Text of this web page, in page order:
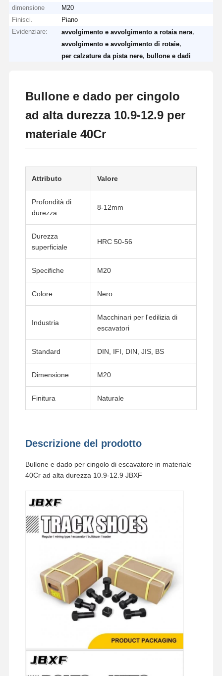
Casa. Prodotti Video
Chi Siamo
Visita Alla
Notizie Casi Blog
Chiedi Un
Bolt di aratura
dimensione
M20
Finisci.
Piano
Evidenziare:
avvolgimento e avvolgimento a rotaia nera
avvolgimento e avvolgimento di rotaie
per calzature da pista nere
bullone e dadi
Bullone e dado per cingolo
ad alta durezza 10.9-12.9 per
materiale 40Cr
Attributo Valore
Profondità di
durezza
8-12mm
Durezza
superficiale
HRC 50-56
Specifiche M20
Colore Nero
Industria
Macchinari per l'edilizia di
escavatori
Standard DIN, IFI, DIN, JIS, BS
Dimensione M20
Finitura Naturale
Descrizione del prodotto
Bullone e dado per cingolo di escavatore in materiale
40Cr ad alta durezza 10.9-12.9 JBXF